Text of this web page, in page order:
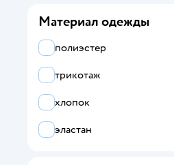
коричневый
Материал одежды
полиэстер
трикотаж
хлопок
эластан